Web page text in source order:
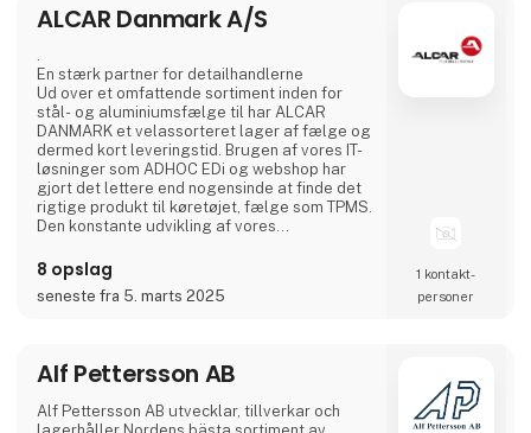
ALCAR Danmark A/S
.
En stærk partner for detailhandlerne
Ud over et omfattende sortiment inden for
stål- og aluminiumsfælge til har ALCAR
DANMARK et velassorteret lager af fælge og
dermed kort leveringstid. Brugen af vores IT-
løsninger som ADHOC EDi og webshop har
gjort det lettere end nogensinde at finde det
rigtige produkt til køretøjet, fælge som TPMS.
Den konstante udvikling af vores
ikke mindst marketing sikrer ALCAR
DANMARK´s førende rolle på det danske
fælgmarked.
DANMARK bestemt en af grundene til den
høje respekt for virksomheden og dermed
8 opslag
seneste fra 5. marts 2025
1 kontakt­
personer
Alf Pettersson AB
Alf Pettersson AB utvecklar, tillverkar och
lagerhåller Nordens bästa sortiment av